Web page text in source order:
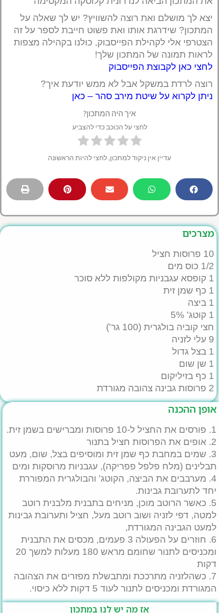
יצא לך מושלם ואת רוצה להשוויץ? יש לך שאלה על
המתכון? שידרגת אותו ואת פשוט חייבת לספר על זה
הצטרפי אלי לקהילת הפייסבוק, כולנו בקהילה מצפות
לראות תמונה של המתכון שלך!
לחצי כאן לקבוצת הפייסבוק
רוצה לרדת במשקל אבל לא ממש יודעת איך?
ניתן לקרוא על שיטת מירב סהר – כאן
איך היה המתכון?
לחצי על הכוכב כדי להצביע
עדיין אין ניקוד למתכון, לחצי להיות הראשונה
מצרכים
10 פרוסות חציל
1/2 כוס מים
1 קופסא עגבניות מקולפות ללא סוכר
1 כף שמן זית
1 ביצה
1 קוטג' 5%
חצי קוביה בולגרית (100 גר')
9 עלי לזניה
1 בצל גדול
1 שן שום
1 כף בזיליקום
2 פרוסות גבינה צהובה מגורדת
אופן ההכנה
1. פורסים את החציל ל-10 פרוסות ומברישים בשמן זית.
2. אופים את הפרוסות חציל בתנור
3. שמים במחבת כף שמן זית ומוסיפים בצל, שום, מעט
תבלינים (מלח פלפל פפריקה), עגבניות מרוסקות ומים
4. מערבבים את הביצה, הקוטג' והבולגרית המפוררת
יחד לתערובת גבינות.
5. כאשר הרוטב מוכן, מניחים בתבנית מלבנית רוטב
למטה, דפי לזניה ושוב רוטב מעל, חציל ותערובת גבינות
למעט הגבינה המגורדת,
6. חוזרים על הפעולה 3 פעמים, מכסים את התבנית
ומכניסים לתנור שחומם מראש 180 מעלות למשך 20
דקות
7. כשהלזניה מתרככת ומתבשלת מפזרים את הצהובה
המגורדת ומכניסים לתנור לעוד 5 דקות ללא כיסוי.
אז מה יש לנו במתכון